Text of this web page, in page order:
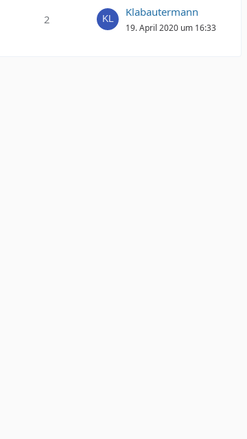
2
Klabautermann
19. April 2020 um 16:33